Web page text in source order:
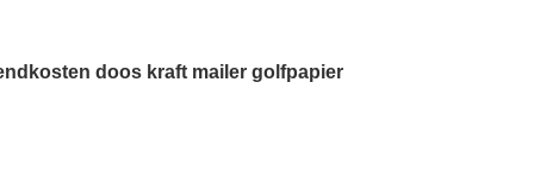
doos kraft mailer golfpapier